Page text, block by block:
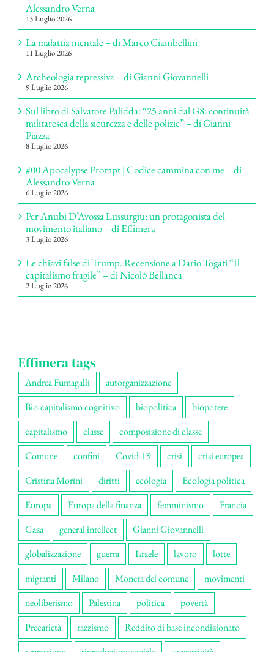
Alessandro Verna
13 Luglio 2026
La malattia mentale – di Marco Ciambellini
11 Luglio 2026
Archeologia repressiva – di Gianni Giovannelli
9 Luglio 2026
Sul libro di Salvatore Palidda: “25 anni dal G8: continuità
militaresca della sicurezza e delle polizie” – di Gianni
Piazza
8 Luglio 2026
#00 Apocalypse Prompt | Codice cammina con me – di
Alessandro Verna
6 Luglio 2026
Per Anubi D’Avossa Lussurgiu: un protagonista del
movimento italiano – di Effimera
3 Luglio 2026
Le chiavi false di Trump. Recensione a Dario Togati “Il
capitalismo fragile” – di Nicolò Bellanca
2 Luglio 2026
Effimera tags
Andrea Fumagalli
autorganizzazione
Bio-capitalismo cognitivo
biopolitica
biopotere
capitalismo
classe
composizione di classe
Comune
confini Covid-19 crisi
crisi europea
Cristina Morini
diritti ecologia
Ecologia politica
Europa
Europa della finanza femminismo
Francia
Gaza
general intellect
Gianni Giovannelli
globalizzazione
guerra Israele lavoro
lotte
migranti
Milano Moneta del comune
movimenti
neoliberismo
Palestina politica
povertà
Precarietà
razzismo
Reddito di base incondizionato